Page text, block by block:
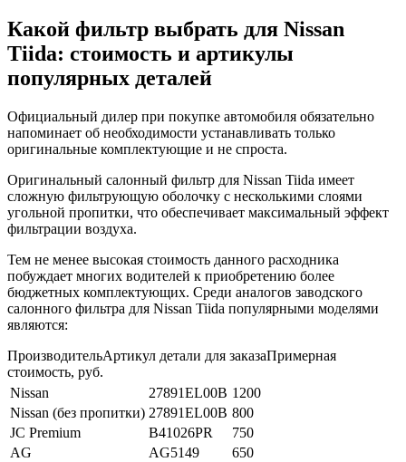
Какой фильтр выбрать для Nissan
Tiida: стоимость и артикулы
популярных деталей
Официальный дилер при покупке автомобиля обязательно
напоминает об необходимости устанавливать только
оригинальные комплектующие и не спроста.
Оригинальный салонный фильтр для Nissan Tiida имеет
сложную фильтрующую оболочку с несколькими слоями
угольной пропитки, что обеспечивает максимальный эффект
фильтрации воздуха.
Тем не менее высокая стоимость данного расходника
побуждает многих водителей к приобретению более
бюджетных комплектующих. Среди аналогов заводского
салонного фильтра для Nissan Tiida популярными моделями
являются:
ПроизводительАртикул детали для заказаПримерная
стоимость, руб.
Nissan
27891EL00B 1200
Nissan (без пропитки) 27891EL00B 800
JC Premium
B41026PR
750
AG
AG5149
650